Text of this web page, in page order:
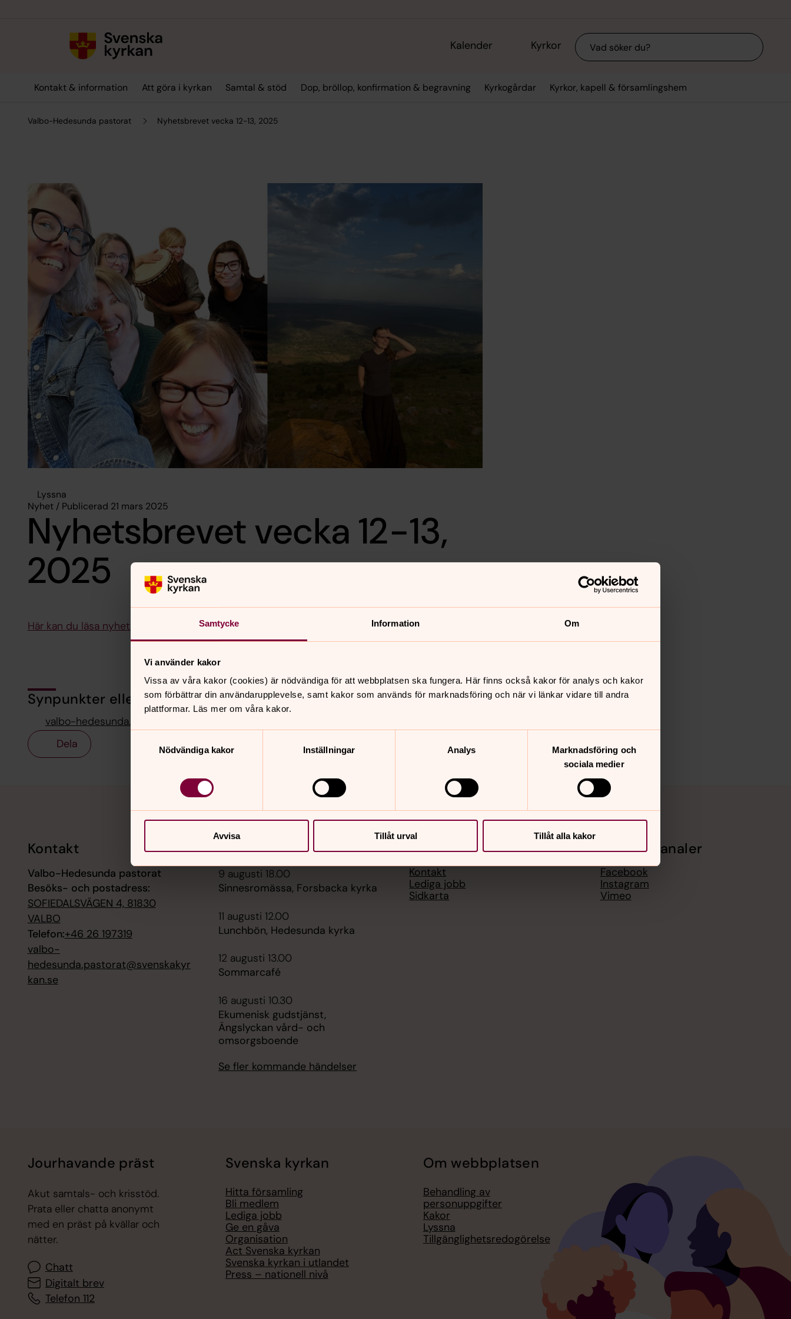
Samtycke Information Om
Vi använder kakor
Vissa av våra kakor (cookies) är nödvändiga för att webbplatsen ska fungera. Här finns också kakor för analys och kakor
som förbättrar din användarupplevelse, samt kakor som används för marknadsföring och när vi länkar vidare till andra
plattformar. Läs mer om våra kakor.
Nödvändiga kakor
Inställningar Analys
Marknadsföring och
sociala medier
Avvisa Tillåt urval Tillåt alla kakor
Kalender Kyrkor Sök
Kontakt & information Att göra i kyrkan Samtal & stöd Dop, bröllop, konfirmation & begravning Kyrkogårdar Kyrkor, kapell & församlingshem
Valbo-Hedesunda pastorat Nyhetsbrevet vecka 12-13, 2025
Lyssna
Nyhet / Publicerad 21 mars 2025
Nyhetsbrevet vecka 12-13,
2025
Här kan du läsa nyhetsbrevet för vecka 12-13
Synpunkter eller frågor på sidans innehåll?
valbo-hedesunda.pastorat@svenskakyrkan.se
Dela
Kontakt
Valbo-Hedesunda pastorat
Besöks- och postadress:
SOFIEDALSVÄGEN 4, 81830
VALBO
Telefon:+46 26 197319
valbo-
hedesunda.pastorat@svenskakyr
kan.se
Kalender
9 augusti 18.00
Sinnesromässa, Forsbacka kyrka
11 augusti 12.00
Lunchbön, Hedesunda kyrka
12 augusti 13.00
Sommarcafé
16 augusti 10.30
Ekumenisk gudstjänst,
Ängslyckan vård- och
omsorgsboende
Se fler kommande händelser
Hitta snabbt
Kontakt
Lediga jobb
Sidkarta
Sociala kanaler
Facebook
Instagram
Vimeo
Jourhavande präst
Akut samtals- och krisstöd.
Prata eller chatta anonymt
med en präst på kvällar och
nätter.
Chatt
Digitalt brev
Telefon 112
Svenska kyrkan
Hitta församling
Bli medlem
Lediga jobb
Ge en gåva
Organisation
Act Svenska kyrkan
Svenska kyrkan i utlandet
Press – nationell nivå
Om webbplatsen
Behandling av
personuppgifter
Kakor
Lyssna
Tillgänglighetsredogörelse